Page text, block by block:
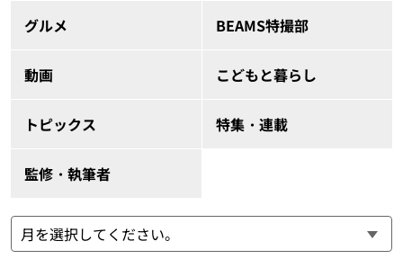
グルメ BEAMS特撮部
動画 こどもと暮らし
トピックス 特集・連載
監修・執筆者